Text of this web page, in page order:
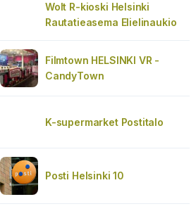
Wolt R-kioski Helsinki
Rautatieasema Elielinaukio
Filmtown HELSINKI VR -
CandyTown
K-supermarket Postitalo
Posti Helsinki 10